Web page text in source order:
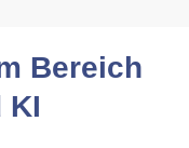
Bereich
KI